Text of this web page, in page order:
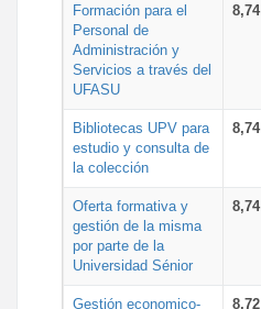
Formación para el
Personal de
Administración y
Servicios a través del
UFASU
8,74
Bibliotecas UPV para
estudio y consulta de
la colección
8,74
Oferta formativa y
gestión de la misma
por parte de la
Universidad Sénior
8,74
Gestión economico- 8,72